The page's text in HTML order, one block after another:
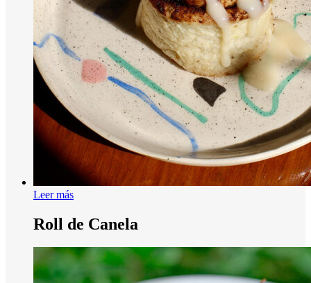
Leer más
Roll de Canela